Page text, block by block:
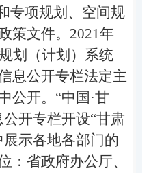
专项规划、空间规
策文件。2021年
划（计划）系统
息公开专栏法定主
公开。“中国·甘
开专栏开设“甘肃
示各地各部门的
：省政府办公厅、